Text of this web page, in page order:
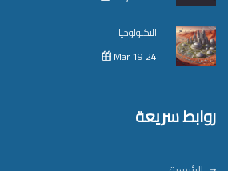
التكنولوجيا
Mar 19 24
روابط سريعة